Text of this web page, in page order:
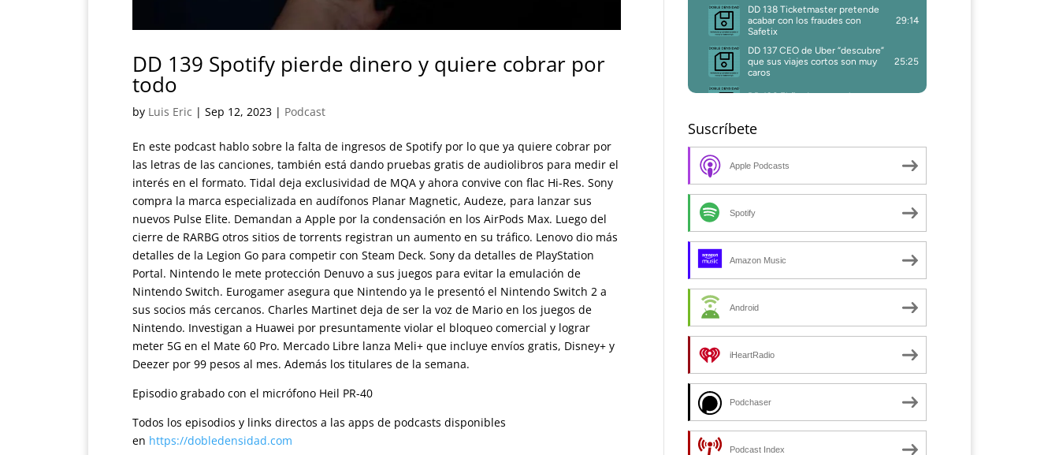
DD 139 Spotify pierde dinero y quiere cobrar por
todo
by Luis Eric | Sep 12, 2023 | Podcast
En este podcast hablo sobre la falta de ingresos de Spotify por lo que ya quiere cobrar por
las letras de las canciones, también está dando pruebas gratis de audiolibros para medir el
interés en el formato. Tidal deja exclusividad de MQA y ahora convive con flac Hi-Res. Sony
compra la marca especializada en audífonos Planar Magnetic, Audeze, para lanzar sus
nuevos Pulse Elite. Demandan a Apple por la condensación en los AirPods Max. Luego del
cierre de RARBG otros sitios de torrents registran un aumento en su tráfico. Lenovo dio más
detalles de la Legion Go para competir con Steam Deck. Sony da detalles de PlayStation
Portal. Nintendo le mete protección Denuvo a sus juegos para evitar la emulación de
Nintendo Switch. Eurogamer asegura que Nintendo ya le presentó el Nintendo Switch 2 a
sus socios más cercanos. Charles Martinet deja de ser la voz de Mario en los juegos de
Nintendo. Investigan a Huawei por presuntamente violar el bloqueo comercial y lograr
meter 5G en el Mate 60 Pro. Mercado Libre lanza Meli+ que incluye envíos gratis, Disney+ y
Deezer por 99 pesos al mes. Además los titulares de la semana.
Episodio grabado con el micrófono Heil PR-40
Todos los episodios y links directos a las apps de podcasts disponibles
en https://dobledensidad.com
Suscríbete
Apple Podcasts
Spotify
Amazon Music
Android
iHeartRadio
Podchaser
Podcast Index